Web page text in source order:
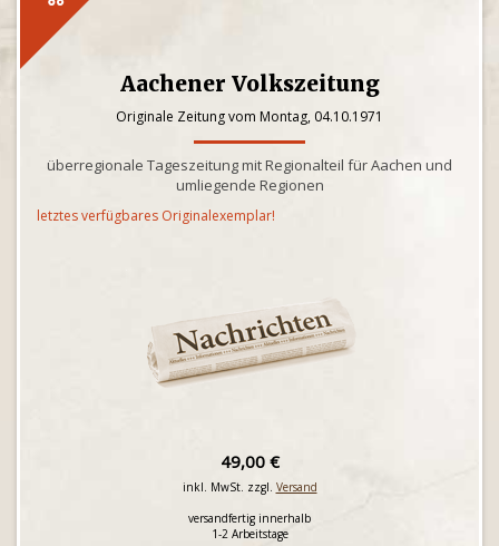
Aachener Volkszeitung
Originale Zeitung vom Montag, 04.10.1971
überregionale Tageszeitung mit Regionalteil für Aachen und
umliegende Regionen
letztes verfügbares Originalexemplar!
49,00 €
inkl. MwSt. zzgl. Versand
versandfertig innerhalb
1-2 Arbeitstage